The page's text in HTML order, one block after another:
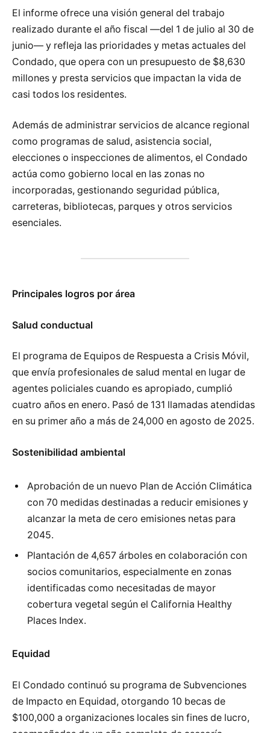
El informe ofrece una visión general del trabajo
realizado durante el año fiscal —del 1 de julio al 30 de
junio— y refleja las prioridades y metas actuales del
Condado, que opera con un presupuesto de $8,630
millones y presta servicios que impactan la vida de
casi todos los residentes.
Además de administrar servicios de alcance regional
como programas de salud, asistencia social,
elecciones o inspecciones de alimentos, el Condado
actúa como gobierno local en las zonas no
incorporadas, gestionando seguridad pública,
carreteras, bibliotecas, parques y otros servicios
esenciales.
Principales logros por área
Salud conductual
El programa de Equipos de Respuesta a Crisis Móvil,
que envía profesionales de salud mental en lugar de
agentes policiales cuando es apropiado, cumplió
cuatro años en enero. Pasó de 131 llamadas atendidas
en su primer año a más de 24,000 en agosto de 2025.
Sostenibilidad ambiental
Aprobación de un nuevo Plan de Acción Climática
con 70 medidas destinadas a reducir emisiones y
alcanzar la meta de cero emisiones netas para
2045.
Plantación de 4,657 árboles en colaboración con
socios comunitarios, especialmente en zonas
identificadas como necesitadas de mayor
cobertura vegetal según el California Healthy
Places Index.
Equidad
El Condado continuó su programa de Subvenciones
de Impacto en Equidad, otorgando 10 becas de
$100,000 a organizaciones locales sin fines de lucro,